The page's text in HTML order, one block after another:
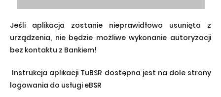
Jeśli aplikacja zostanie nieprawidłowo usunięta z
urządzenia, nie będzie możliwe wykonanie autoryzacji
bez kontaktu z Bankiem!
Instrukcja aplikacji TuBSR dostępna jest na dole strony
logowania do usługi eBSR